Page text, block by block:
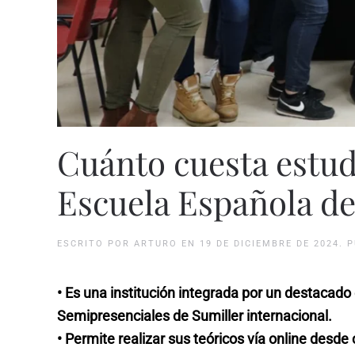
Cuánto cuesta
Escuela Española
ESCRITO POR ARTURO EN 19 DE DICIEMBRE DE 2024 .
• Es una institución integrada por un
Semipresenciales de Sumiller internacional.
• Permite realizar sus teóricos vía online